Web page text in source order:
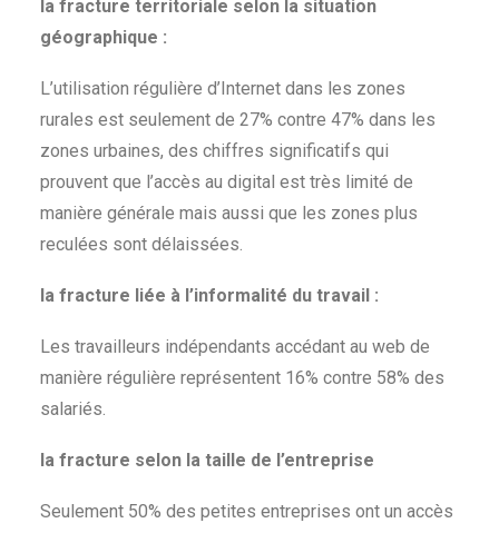
la fracture territoriale selon la situation
géographique :
L’utilisation régulière d’Internet dans les zones
rurales est seulement de 27% contre 47% dans les
zones urbaines, des chiffres significatifs qui
prouvent que l’accès au digital est très limité de
manière générale mais aussi que les zones plus
reculées sont délaissées.
la fracture liée à l’informalité du travail :
Les travailleurs indépendants accédant au web de
manière régulière représentent 16% contre 58% des
salariés.
la fracture selon la taille de l’entreprise
Seulement 50% des petites entreprises ont un accès